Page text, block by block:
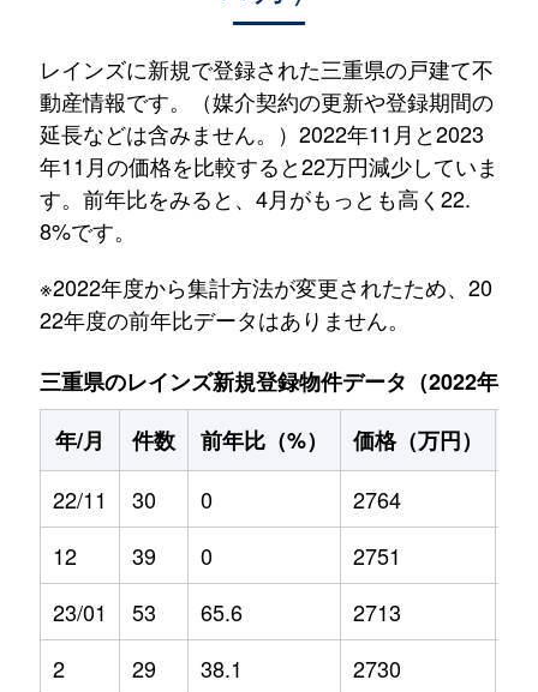
レインズに新規で登録された三重県の戸建て不
動産情報です。（媒介契約の更新や登録期間の
延長などは含みません。）2022年11月と2023
年11月の価格を比較すると22万円減少していま
す。前年比をみると、4月がもっとも高く22.
8%です。
※2022年度から集計方法が変更されたため、20
22年度の前年比データはありません。
三重県のレインズ新規登録物件データ（2022年11
年/月
件数 前年比（%） 価格（万円）
22/11
30 0 2764
12
39 0 2751
23/01
53 65.6 2713
2
29 38.1 2730